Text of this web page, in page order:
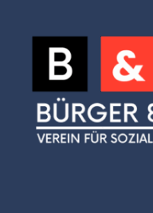
Inhalt
springen